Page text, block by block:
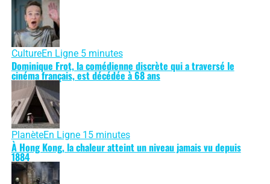
CultureEn Ligne 5 minutes
Dominique Frot, la comédienne discrète qui a traversé le
cinéma français, est décédée à 68 ans
PlanèteEn Ligne 15 minutes
À Hong Kong, la chaleur atteint un niveau jamais vu depuis
1884